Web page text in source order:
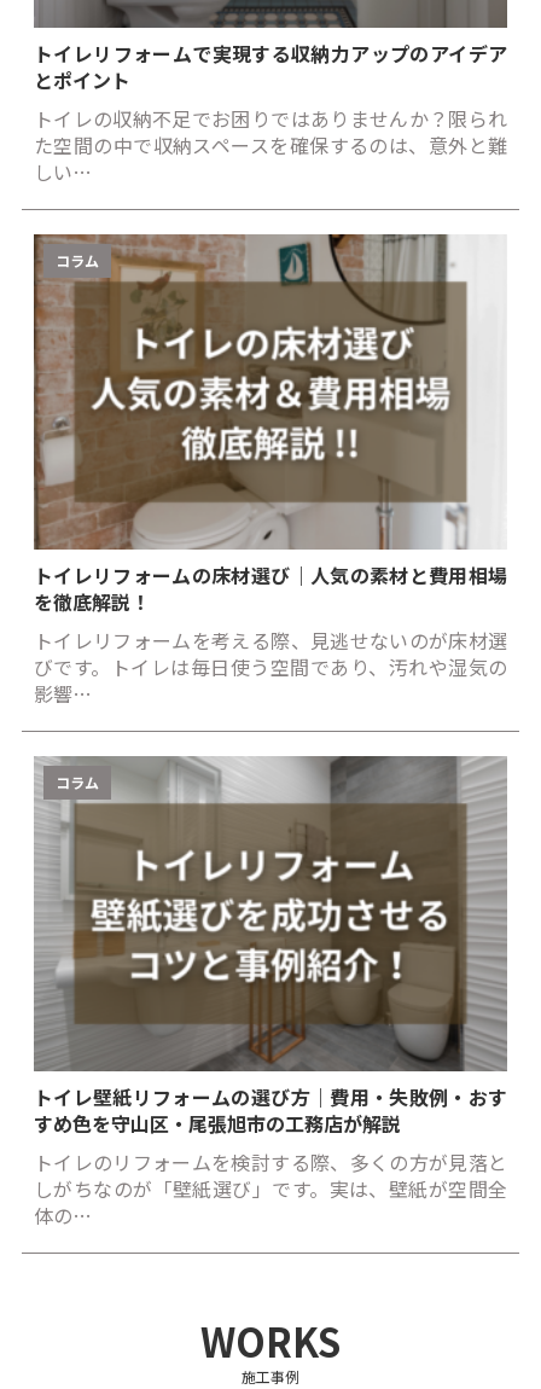
トイレリフォームで実現する収納力アップのアイデア
とポイント
トイレの収納不足でお困りではありませんか？限られ
た空間の中で収納スペースを確保するのは、意外と難
しい…
コラム
トイレリフォームの床材選び｜人気の素材と費用相場
を徹底解説！
トイレリフォームを考える際、見逃せないのが床材選
びです。トイレは毎日使う空間であり、汚れや湿気の
影響…
コラム
トイレ壁紙リフォームの選び方｜費用・失敗例・おす
すめ色を守山区・尾張旭市の工務店が解説
トイレのリフォームを検討する際、多くの方が見落と
しがちなのが「壁紙選び」です。実は、壁紙が空間全
体の…
WORKS
施工事例